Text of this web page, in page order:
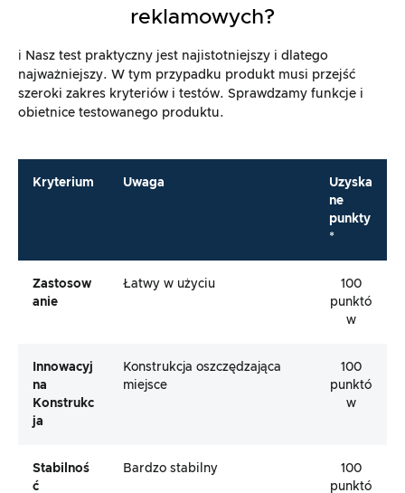
reklamowych?
ℹ️ Nasz test praktyczny jest najistotniejszy i dlatego
najważniejszy. W tym przypadku produkt musi przejść
szeroki zakres kryteriów i testów. Sprawdzamy funkcje i
obietnice testowanego produktu.
Kryterium Uwaga
Uzyska
ne
punkty
*
Zastosow
Anie
Łatwy w użyciu
100
punktó
w
Innowacyj
Na
Konstrukc
Ja
Konstrukcja oszczędzająca
miejsce
100
punktó
w
Stabilnoś
Ć
Bardzo stabilny
100
punktó